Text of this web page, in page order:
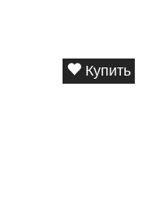
Купить